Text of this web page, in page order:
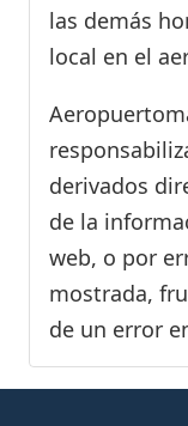
las demás
local en el
derivados
de la
web, o por
mostrada,
de un error